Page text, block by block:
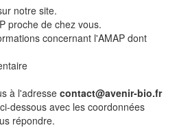
notre site.
proche de chez vous.
concernant l'AMAP dont
à l'adresse contact@avenir-bio.fr
dessous avec les coordonnées
répondre.